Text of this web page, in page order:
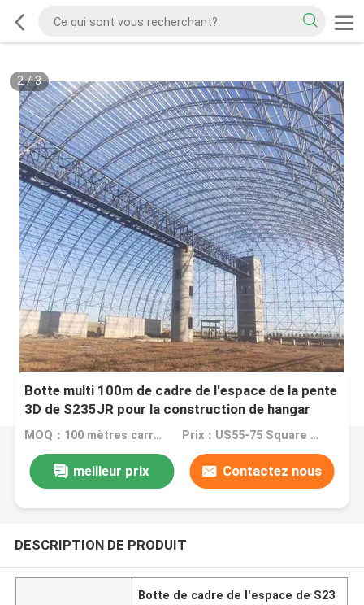
2/3
Botte multi 100m de cadre de l'espace de la pente
3D de S235JR pour la construction de hangar
d'avion
MOQ：100 mètres carrés Prix：US55-75 Square Meters
meilleur prix Contactez nous
DESCRIPTION DE PRODUIT
Botte de cadre de l'espace de S23